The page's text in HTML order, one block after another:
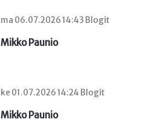
ma 06.07.2026 14:43 Blogit
Mikko Paunio
ke 01.07.2026 14:24 Blogit
Mikko Paunio